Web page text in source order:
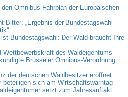
Omnibus-Fahrplan der Europäischen
Bitter: „Ergebnis der Bundestagswahl
Bundestagswahl: Der Wald braucht Ihre
Wettbewerbskraft des Waldeigentums
Brüsseler Omnibus-Verordnung
der deutschen Waldbesitzer eröffnet
beteiligen sich am Wirtschaftswarntag
setzt zum Jahresauftakt